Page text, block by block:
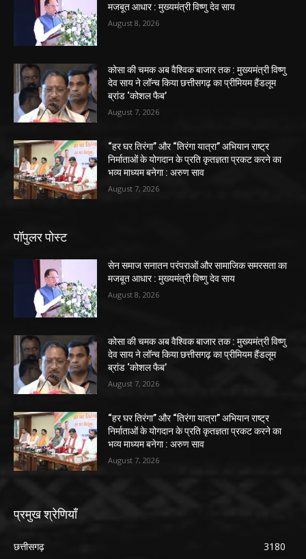
मजबूत आधार : मुख्यमंत्री विष्णु देव साय
August 8, 2026
कोसा की चमक अब वैश्विक बाजार तक : मुख्यमंत्री विष्णु
देव साय ने लॉन्च किया छत्तीसगढ़ का प्रीमियम हैंडलूम
ब्रांड ‘कोशल फैब’
August 7, 2026
“हर घर तिरंगा” और “तिरंगा यात्रा” अभियान राष्ट्र
निर्माताओं के योगदान के प्रति कृतज्ञता प्रकट करने का
भव्य माध्यम बनेगा : अरुण साव
August 7, 2026
पॉपुलर पोस्ट
सेन समाज सनातन परंपराओं और सामाजिक समरसता का
मजबूत आधार : मुख्यमंत्री विष्णु देव साय
August 8, 2026
कोसा की चमक अब वैश्विक बाजार तक : मुख्यमंत्री विष्णु
देव साय ने लॉन्च किया छत्तीसगढ़ का प्रीमियम हैंडलूम
ब्रांड ‘कोशल फैब’
August 7, 2026
“हर घर तिरंगा” और “तिरंगा यात्रा” अभियान राष्ट्र
निर्माताओं के योगदान के प्रति कृतज्ञता प्रकट करने का
भव्य माध्यम बनेगा : अरुण साव
August 7, 2026
प्रमुख श्रेणियाँ
छत्तीसगढ़
3180